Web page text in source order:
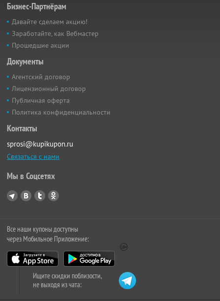
Бизнес-Партнёрам
Давайте сделаем акцию!
Заработайте, как Вебмастер
Прошедшие акции
Документы
Агентский договор
Лицензионный договор
Публичная оферта
Политика конфиденциальности
Контакты
sprosi@kupikupon.ru
Связаться с нами
Мы в Соцсетях
Все наши купоны доступны
через Мобильное Приложение:
Ищите скидки поблизости,
не выходя из чата: